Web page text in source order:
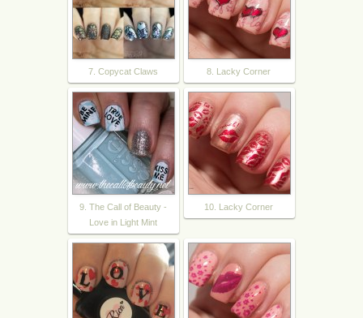
7. Copycat Claws 8. Lacky Corner
9. The Call of Beauty -
Love in Light Mint
10. Lacky Corner